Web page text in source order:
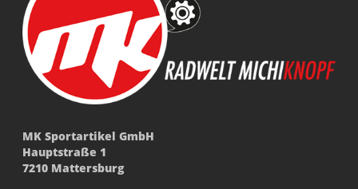
MK Sportartikel GmbH
Hauptstraße 1
7210 Mattersburg